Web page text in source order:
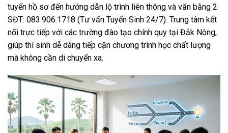
tuyển hồ sơ đến hướng dẫn lộ trình liên thông và văn bằng 2.
SĐT: 083.906.1718 (Tư vấn Tuyển Sinh 24/7). Trung tâm kết
nối trực tiếp với các trường đào tạo chính quy tại Đắk Nông,
giúp thí sinh dễ dàng tiếp cận chương trình học chất lượng
mà không cần di chuyển xa.